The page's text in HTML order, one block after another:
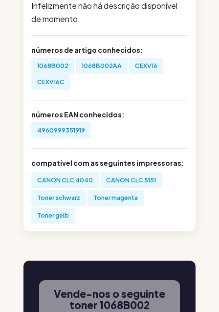
Infelizmente não há descrição disponível
de momento
números de artigo conhecidos:
1068B002 1068B002AA CEXV16
CEXV16C
números EAN conhecidos:
4960999351919
compatível com as seguintes impressoras:
CANON CLC 4040 CANON CLC 5151
Toner schwarz Toner magenta
Toner gelb
Vende-nos o seguinte
toner 1068B002